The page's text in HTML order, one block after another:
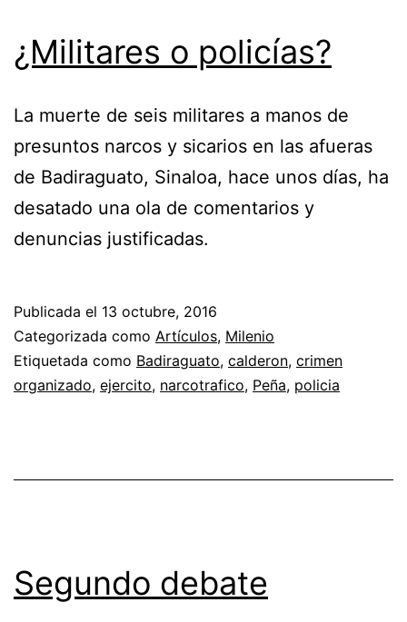
¿Militares o policías?
La muerte de seis militares a manos de
presuntos narcos y sicarios en las afueras
de Badiraguato, Sinaloa, hace unos días, ha
desatado una ola de comentarios y
denuncias justificadas.
Publicada el 13 octubre, 2016
Categorizada como Artículos, Milenio
Etiquetada como Badiraguato, calderon, crimen
organizado, ejercito, narcotrafico, Peña, policia
Segundo debate